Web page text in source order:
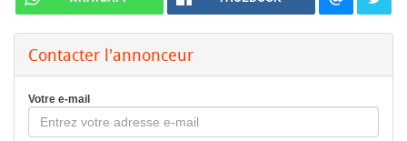
Contacter l'annonceur
Votre e-mail